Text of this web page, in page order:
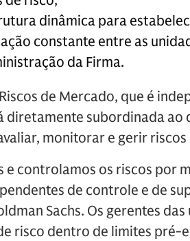
dinâmica para
constante entre as
da Firma.
de Mercado, que é
diretamente subordinada
monitorar e gerir
e controlamos os riscos por
de controle e de
Sachs. Os gerentes
risco dentro de limites